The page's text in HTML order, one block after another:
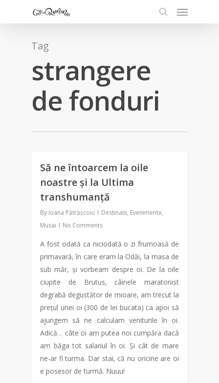
Tag
strangere
de fonduri
Să ne întoarcem la oile
noastre și la Ultima
transhumanță
By Ioana Pătrășcoiu Destinatii, Evenimente,
Musai
No Comments
A fost odată ca niciodată o zi frumoasă de
primavară, în care eram la Odăi, la masa de
sub măr, și vorbeam despre oi. De la oile
ciupite de Brutus, câinele maratonist
degrabă degustător de mioare, am trecut la
prețul unei oi (300 de lei bucata) ca apoi să
ajungem să ne calculam veniturile în oi.
Adică… câte oi am putea noi cumpăra dacă
am băga tot salariul în oi. Și cât de mare
ne-ar fi turma. Dar stai, că nu oricine are oi
e posesor de turmă. Nuuu!
0